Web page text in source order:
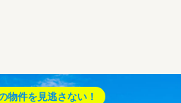
物件を見逃さない！